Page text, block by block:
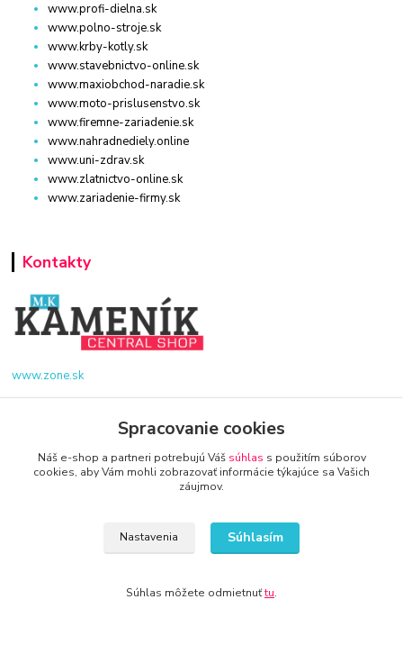
www.profi-dielna.sk
www.polno-stroje.sk
www.krby-kotly.sk
www.stavebnictvo-online.sk
www.maxiobchod-naradie.sk
www.moto-prislusenstvo.sk
www.firemne-zariadenie.sk
www.nahradnediely.online
www.uni-zdrav.sk
www.zlatnictvo-online.sk
www.zariadenie-firmy.sk
Kontakty
www.zone.sk
+421 940 949 000
info@kamenik.sk
© 2024 Všetky práva vyhradené KAMENIK.SK
Spracovanie cookies
Náš e-shop a partneri potrebujú Váš súhlas s použitím súborov
cookies, aby Vám mohli zobrazovať informácie týkajúce sa Vašich
záujmov.
Nastavenia Súhlasím
Súhlas môžete odmietnuťtu.